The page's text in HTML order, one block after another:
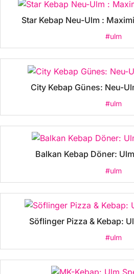
Star Kebap Neu-Ulm :
#ulm
City Kebap Günes: Neu-
#ulm
Balkan Kebap Döner:
#ulm
Söflinger Pizza & Kebap:
#ulm